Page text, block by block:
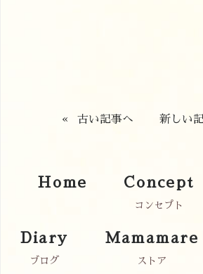
« 古い記事へ 新しい
Home Concept
コンセプト
Diary
ブログ
Mamamare
ストア